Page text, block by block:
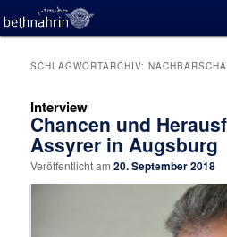
SCHLAGWORTARCHIV:
Interview
Chancen und
Assyrer in Augsburg
Veröffentlicht am20. September 2018